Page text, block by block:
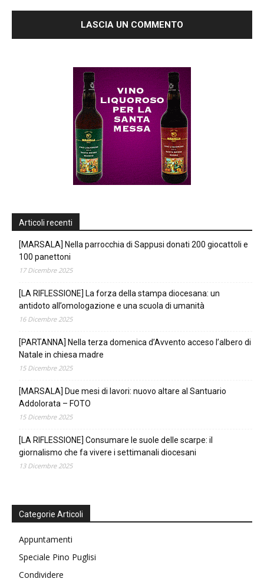
Articoli recenti
[MARSALA] Nella parrocchia di Sappusi donati 200 giocattoli e
100 panettoni
17 Dicembre 2025
[LA RIFLESSIONE] La forza della stampa diocesana: un
antidoto all’omologazione e una scuola di umanità
16 Dicembre 2025
[PARTANNA] Nella terza domenica d’Avvento acceso l’albero di
Natale in chiesa madre
15 Dicembre 2025
[MARSALA] Due mesi di lavori: nuovo altare al Santuario
Addolorata – FOTO
15 Dicembre 2025
[LA RIFLESSIONE] Consumare le suole delle scarpe: il
giornalismo che fa vivere i settimanali diocesani
13 Dicembre 2025
Categorie Articoli
Appuntamenti
Speciale Pino Puglisi
Condividere